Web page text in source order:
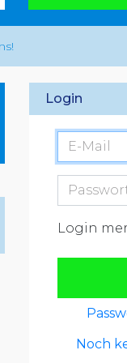
Login
Login
Noch